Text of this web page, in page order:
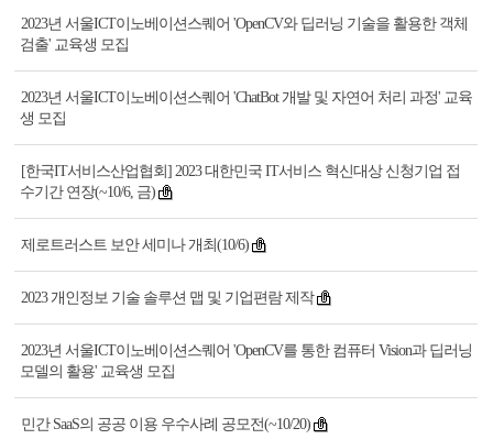
2023년 서울ICT이노베이션스퀘어 'OpenCV와 딥러닝 기술을 활용한 객체
검출' 교육생 모집
2023년 서울ICT이노베이션스퀘어 'ChatBot 개발 및 자연어 처리 과정' 교육
생 모집
[한국IT서비스산업협회] 2023 대한민국 IT서비스 혁신대상 신청기업 접
수기간 연장(~10/6, 금)
제로트러스트 보안 세미나 개최(10/6)
2023 개인정보 기술 솔루션 맵 및 기업편람 제작
2023년 서울ICT이노베이션스퀘어 'OpenCV를 통한 컴퓨터 Vision과 딥러닝
모델의 활용' 교육생 모집
민간 SaaS의 공공 이용 우수사례 공모전(~10/20)